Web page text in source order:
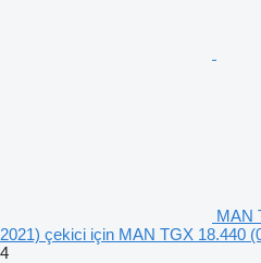
MAN
2021) çekici için MAN TGX 18.440
4